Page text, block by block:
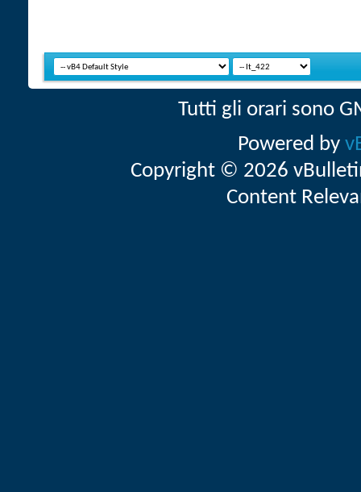
Tutti gli orari sono
Powered by
Copyright © 2026
Content